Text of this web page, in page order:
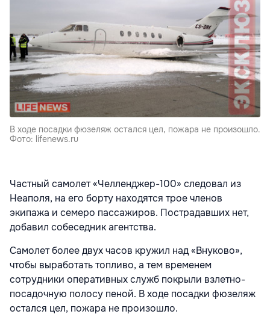
В ходе посадки фюзеляж остался цел, пожара не произошло.
Фото: lifenews.ru
Частный самолет «Челленджер-100» следовал из
Неаполя, на его борту находятся трое членов
экипажа и семеро пассажиров. Пострадавших нет,
добавил собеседник агентства.
Самолет более двух часов кружил над «Внуково»,
чтобы выработать топливо, а тем временем
сотрудники оперативных служб покрыли взлетно-
посадочную полосу пеной. В ходе посадки фюзеляж
остался цел, пожара не произошло.